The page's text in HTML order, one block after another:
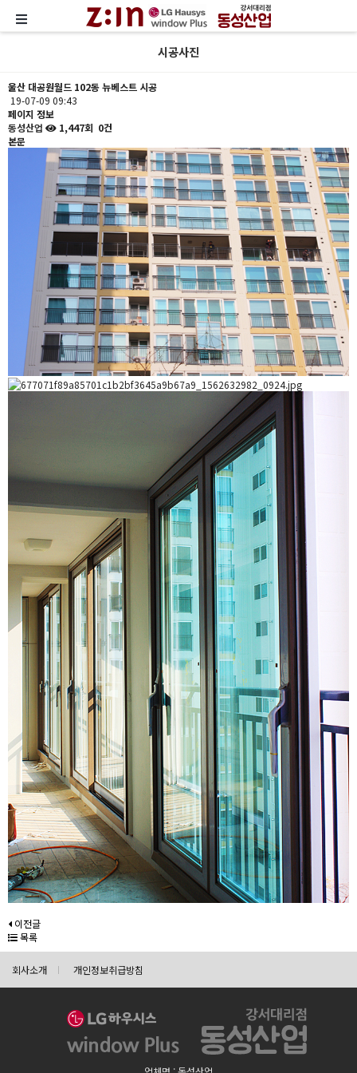
시공사진
울산 대공원월드 102동 뉴베스트 시공
19-07-09 09:43
페이지 정보
동성산업
1,447회 0건
본문
이전글
목록
회사소개 개인정보취급방침